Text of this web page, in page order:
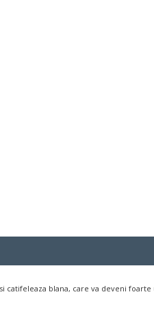
blana, care va deveni